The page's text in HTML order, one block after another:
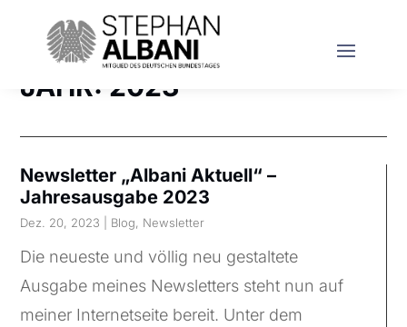
JAHR: 2023
Newsletter „Albani Aktuell“ –
Jahresausgabe 2023
Dez. 20, 2023 Blog, Newsletter
Die neueste und völlig neu gestaltete
Ausgabe meines Newsletters steht nun auf
meiner Internetseite bereit. Unter dem